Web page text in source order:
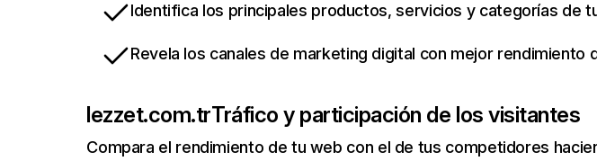
Identifica los principales productos, servicios y categorías de
Revela los canales de marketing digital con mejor rendimiento
lezzet.com.trTráfico y participación de los visitantes
Compara el rendimiento de tu web con el de tus competidores